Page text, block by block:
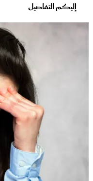
إليكم التفاصيل